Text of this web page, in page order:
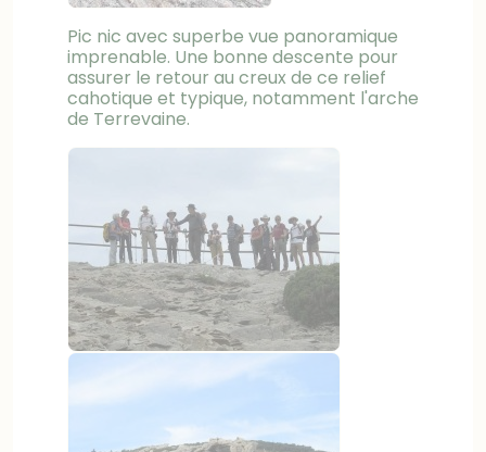
Pic nic avec superbe vue panoramique
imprenable. Une bonne descente pour
assurer le retour au creux de ce relief
cahotique et typique, notamment l'arche
de Terrevaine.